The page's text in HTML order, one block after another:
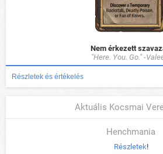
Nem érkezett
"Here. You. Go." -
Részletek és értékelés
Aktuális Kocsmai
Henchmania
Részletek!